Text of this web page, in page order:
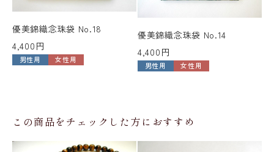
優美錦織念珠袋 No.18
4,400円
男性用 女性用
優美錦織念珠袋 No.14
4,400円
男性用 女性用
この商品をチェックした方におすすめ